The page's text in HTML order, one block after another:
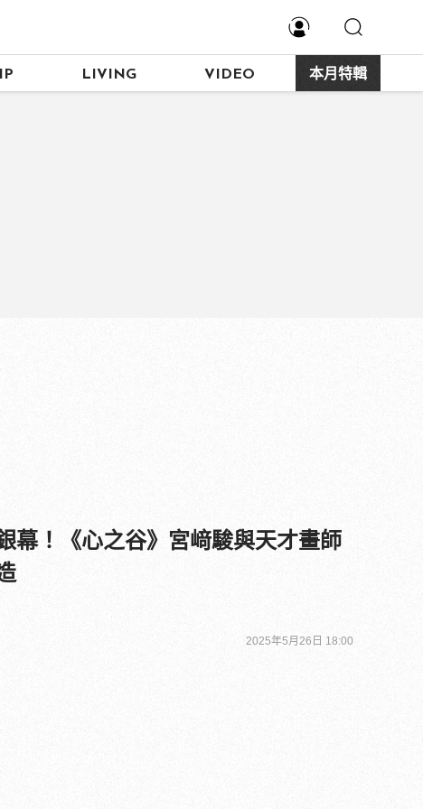
LIVING VIDEO 本月特輯
幕！《心之谷》宮﨑駿與天才畫師
2025年5月26日 18:00